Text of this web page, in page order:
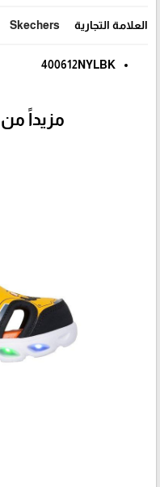
العلامة التجارية Skechers
400612NYLBK
مزيداً من